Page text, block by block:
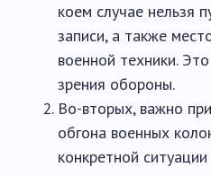
коем случае нельзя
записи, а также
военной техники.
зрения обороны.
Во-вторых, важно
обгона военных
конкретной